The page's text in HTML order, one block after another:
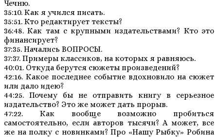
Чечню.
35:10. Как я учился писать.
35:51. Кто редактирует тексты?
36:48. Как там с крупными издательствами? Кто это
финансирует?
37:35. Начались ВОПРОСЫ.
37:37. Примеры классиков, на которых я равняюсь.
40:01. Откуда берутся сюжеты произведений?
42:16. Какое последнее событие вдохновило на сюжет
или дало идею?
44:25. Почему бы не отправить книгу в серьезное
издательство? Это же может дать прорыв.
47:22. Как вообще возможно пробиться
самостоятельно, если авторов тысячи? А может, все
же на полку с новинками? Про «Нашу Рыбку» Робина